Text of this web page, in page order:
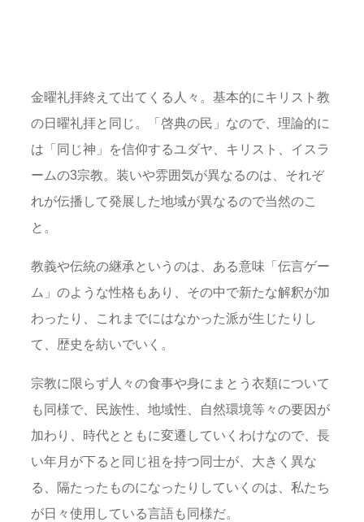
金曜礼拝終えて出てくる人々。基本的にキリスト教
の日曜礼拝と同じ。「啓典の民」なので、理論的に
は「同じ神」を信仰するユダヤ、キリスト、イスラ
ームの3宗教。装いや雰囲気が異なるのは、それぞ
れが伝播して発展した地域が異なるので当然のこ
と。
教義や伝統の継承というのは、ある意味「伝言ゲー
ム」のような性格もあり、その中で新たな解釈が加
わったり、これまでにはなかった派が生じたりし
て、歴史を紡いでいく。
宗教に限らず人々の食事や身にまとう衣類について
も同様で、民族性、地域性、自然環境等々の要因が
加わり、時代とともに変遷していくわけなので、長
い年月が下ると同じ祖を持つ同士が、大きく異な
る、隔たったものになったりしていくのは、私たち
が日々使用している言語も同様だ。